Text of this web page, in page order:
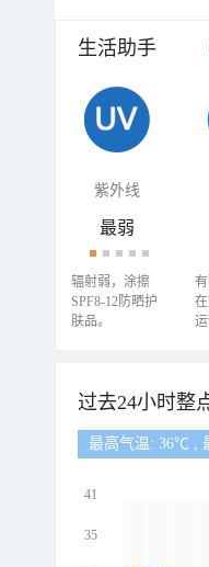
生活助手
紫外线
最弱
辐射弱，涂擦
SPF8-12防晒护
肤品。
运
过去24小时整
最高气温: 36℃ ,
41
35